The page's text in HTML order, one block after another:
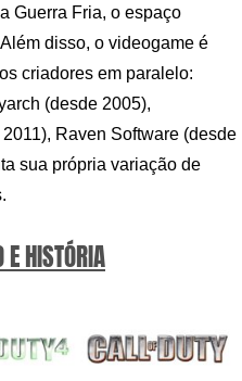
Guerra Fria, o espaço
disso, o videogame é
criadores em paralelo:
(desde 2005),
Raven Software (desde
sua própria variação de
E HISTÓRIA